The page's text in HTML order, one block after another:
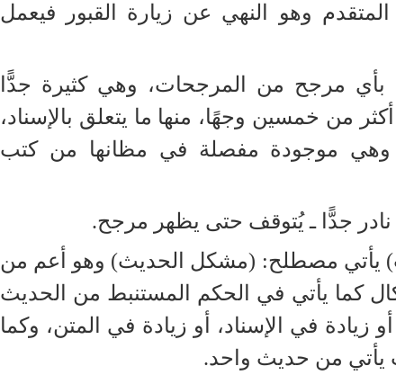
وهو النهي عن زيارة القبور فيعمل
بأي مرجح من المرجحات، وهي كثيرة جدًّا
من خمسين وجهًا، منها ما يتعلق بالإسناد،
وهي موجودة مفصلة في مظانها من كتب
نادر جدًّا ـ يُتوقف حتى يظهر مرجح.
يأتي مصطلح: (مشكل الحديث) وهو أعم من
كما يأتي في الحكم المستنبط من الحديث
زيادة في الإسناد، أو زيادة في المتن، وكما
يأتي من حديث واحد.